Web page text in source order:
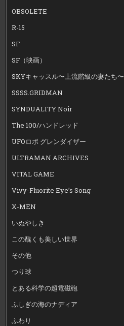
OBSOLETE
R-15
SF
SF（映画）
SKYキャッスル〜上流階級の妻たち〜
SSSS.GRIDMAN
SYNDUALITY Noir
The 100/ハンドレッド
UFOロボ グレンダイザー
ULTRAMAN ARCHIVES
VITAL GAME
Vivy-Fluorite Eye’s Song
X-MEN
いぬやしき
この醜くも美しい世界
その他
つり球
とある科学の超電磁砲
ふしぎの海のナディア
ふわり